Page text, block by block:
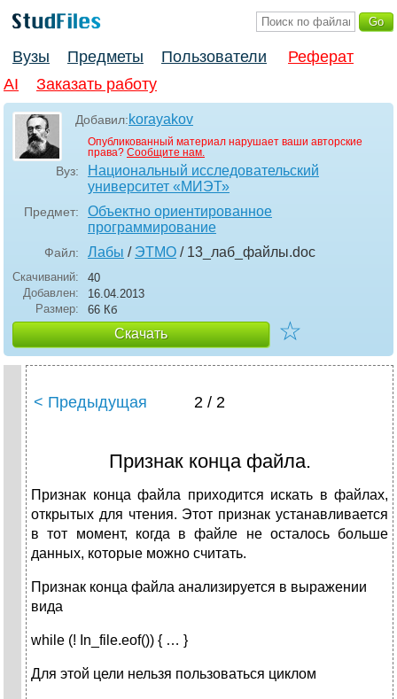
Вузы Предметы Пользователи
Реферат
AI
Заказать работу
Добавил:korayakov
Опубликованный материал нарушает ваши авторские
права? Сообщите нам.
Вуз:
Национальный исследовательский
университет «МИЭТ»
Предмет:
Объектно ориентированное
программирование
Файл: Лабы / ЭТМО / 13_лаб_файлы.doc
Скачиваний:
40
Добавлен:
16.04.2013
Размер:
66 Кб
Скачать ☆
< Предыдущая 2 / 2
Признак конца файла.
Признак конца файла приходится искать в файлах,
открытых для чтения. Этот признак устанавливается
в тот момент, когда в файле не осталось больше
данных, которые можно считать.
Признак конца файла анализируется в выражении
вида
while (! In_file.eof()) { … }
Для этой цели нельзя пользоваться циклом